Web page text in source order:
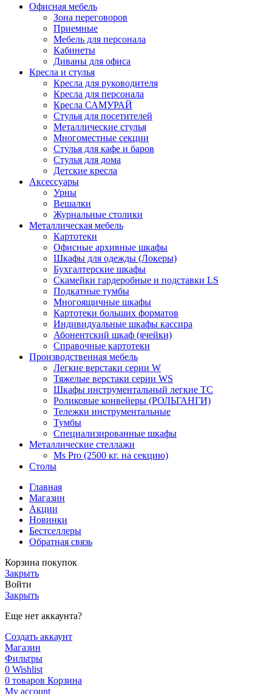
Офисная мебель
Зона переговоров
Приемные
Мебель для персонала
Кабинеты
Диваны для офиса
Кресла и стулья
Кресла для руководителя
Кресла для персонала
Кресла САМУРАЙ
Стулья для посетителей
Металлические стулья
Многоместные секции
Стулья для кафе и баров
Стулья для дома
Детские кресла
Аксессуары
Урны
Вешалки
Журнальные столики
Металлическая мебель
Картотеки
Офисные архивные шкафы
Шкафы для одежды (Локеры)
Бухгалтерские шкафы
Скамейки гардеробные и подставки LS
Подкатные тумбы
Многоящичные шкафы
Картотеки больших форматов
Индивидуальные шкафы кассира
Абонентский шкаф (ячейки)
Справочные картотеки
Производственная мебель
Легкие верстаки серии W
Тяжелые верстаки серии WS
Шкафы инструментальный легкие ТС
Роликовые конвейеры (РОЛЬГАНГИ)
Тележки инструментальные
Тумбы
Специализированные шкафы
Металлические стеллажи
Ms Pro (2500 кг. на секцию)
Столы
Главная
Магазин
Акции
Новинки
Бестселлеры
Обратная связь
Корзина покупок
Закрыть
Войти
Закрыть
Еще нет аккаунта?
Создать аккаунт
Магазин
Фильтры
0 Wishlist
0 товаров Корзина
My account